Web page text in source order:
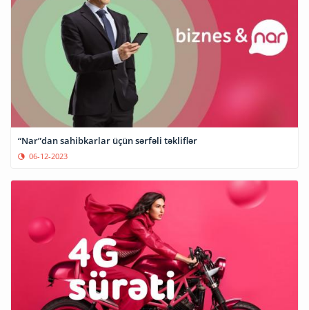
“Nar”dan sahibkarlar üçün sərfəli təkliflər
06-12-2023